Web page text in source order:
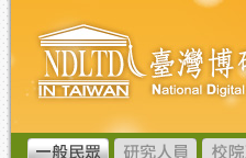
跳
到
主
要
內
容
臺
灣
博
碩
士
論